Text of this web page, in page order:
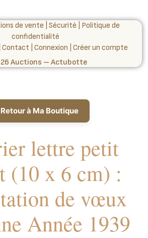
de vente Sécurité
Politique de
confidentialité
Contact Connexion Créer un compte
Auctions – Actubotte
à Ma Boutique
lettre petit
(10 x 6 cm) :
de vœux
Année 1939